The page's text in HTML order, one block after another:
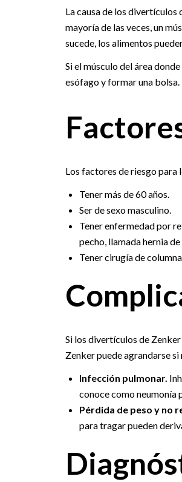
La causa de los divertículos
mayoría de las veces, un
sucede, los alimentos
Si el músculo del área
esófago y formar una bolsa.
Los factores de riesgo para
Tener más de 60 años.
Ser de sexo masculino.
Tener enfermedad por
pecho, llamada hernia
Tener cirugía de
Si los divertículos de
Zenker puede agrandarse
Infección pulmonar.
conoce como neumonía
Pérdida de peso y no
para tragar pueden